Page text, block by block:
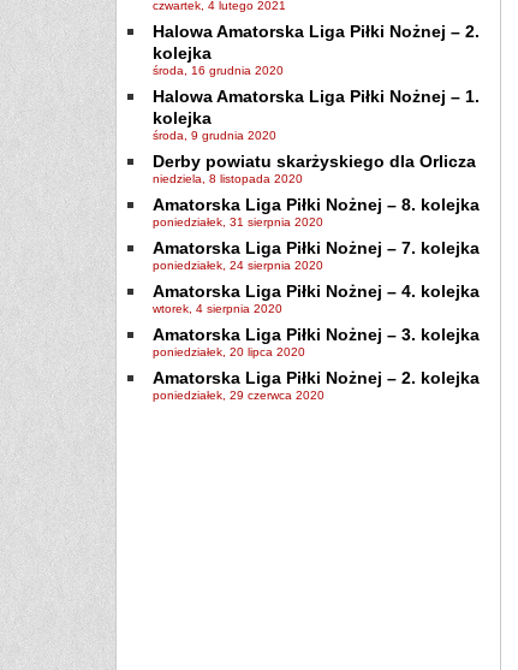
czwartek, 4 lutego 2021
Halowa Amatorska Liga Piłki Nożnej – 2.
kolejka
środa, 16 grudnia 2020
Halowa Amatorska Liga Piłki Nożnej – 1.
kolejka
środa, 9 grudnia 2020
Derby powiatu skarżyskiego dla Orlicza
niedziela, 8 listopada 2020
Amatorska Liga Piłki Nożnej – 8. kolejka
poniedziałek, 31 sierpnia 2020
Amatorska Liga Piłki Nożnej – 7. kolejka
poniedziałek, 24 sierpnia 2020
Amatorska Liga Piłki Nożnej – 4. kolejka
wtorek, 4 sierpnia 2020
Amatorska Liga Piłki Nożnej – 3. kolejka
poniedziałek, 20 lipca 2020
Amatorska Liga Piłki Nożnej – 2. kolejka
poniedziałek, 29 czerwca 2020